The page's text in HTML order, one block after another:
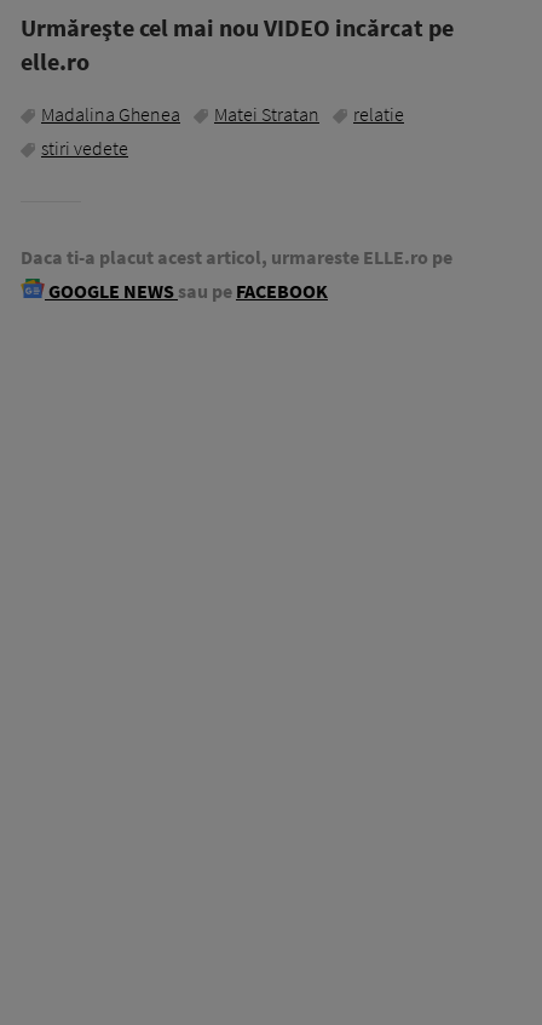
Urmăreşte cel mai nou VIDEO incărcat pe
elle.ro
Madalina Ghenea Matei Stratan
relatie
stiri vedete
Daca ti-a placut acest articol, urmareste ELLE.ro pe
GOOGLE NEWS sau pe FACEBOOK